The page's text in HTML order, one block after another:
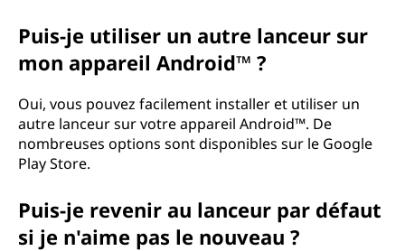
A
Puis-je utiliser un autre lanceur sur
mon appareil Android™ ?
Oui, vous pouvez facilement installer et utiliser un
autre lanceur sur votre appareil Android™. De
nombreuses options sont disponibles sur le Google
Play Store.
Puis-je revenir au lanceur par défaut
si je n'aime pas le nouveau ?